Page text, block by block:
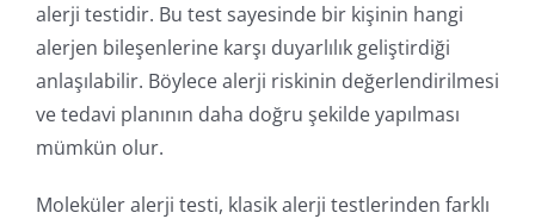
alerji testidir. Bu test sayesinde bir kişinin hangi
alerjen bileşenlerine karşı duyarlılık geliştirdiği
anlaşılabilir. Böylece alerji riskinin değerlendirilmesi
ve tedavi planının daha doğru şekilde yapılması
mümkün olur.
Moleküler alerji testi, klasik alerji testlerinden farklı